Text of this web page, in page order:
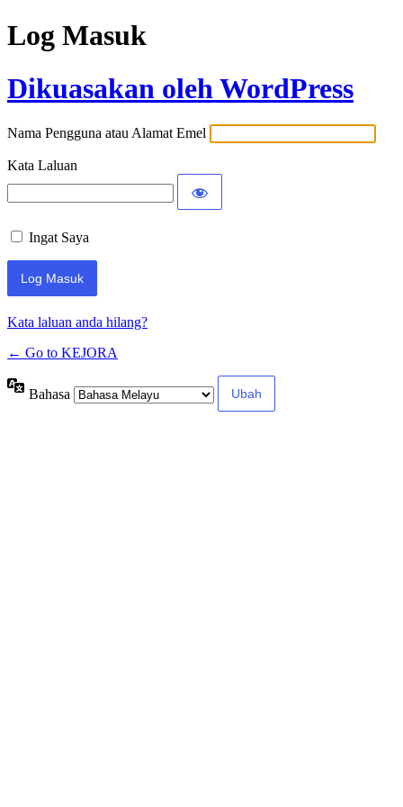
Log Masuk
Dikuasakan oleh WordPress
Nama Pengguna atau Alamat Emel
Kata Laluan
Ingat Saya
Kata laluan anda hilang?
← Go to KEJORA
Bahasa